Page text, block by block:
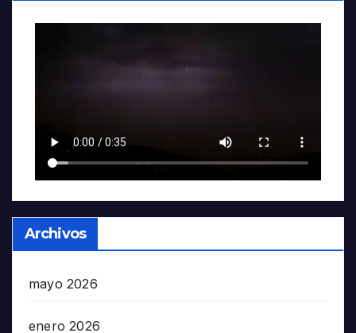
Archivos
mayo 2026
enero 2026